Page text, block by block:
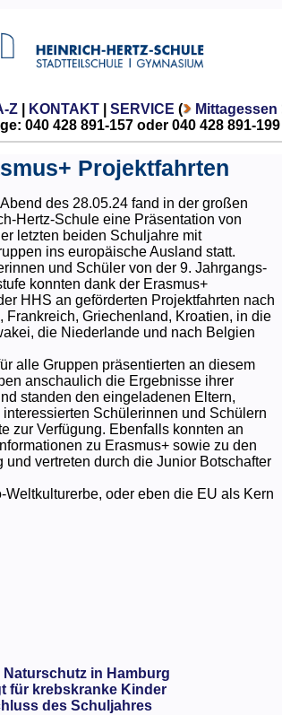
Z| KONTAKT| SERVICE ( Mittagessen
040 428 891-157 oder 040 428 891-199
Projektfahrten
des 28.05.24 fand in der großen
Hertz-Schule eine Präsentation von
letzten beiden Schuljahre mit
ins europäische Ausland statt.
und Schüler von der 9. Jahrgangs-
konnten dank der Erasmus+
HHS an geförderten Projektfahrten nach
Frankreich, Griechenland, Kroatien, in die
die Niederlande und nach Belgien
alle Gruppen präsentierten an diesem
anschaulich die Ergebnisse ihrer
standen den eingeladenen Eltern,
interessierten Schülerinnen und Schülern
zur Verfügung. Ebenfalls konnten an
zu Erasmus+ sowie zu den
vertreten durch die Junior Botschafter
oder eben die EU als Kern
in Hamburg
für krebskranke Kinder
des Schuljahres